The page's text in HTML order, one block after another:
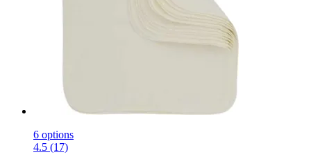
6 options
4.5 (17)